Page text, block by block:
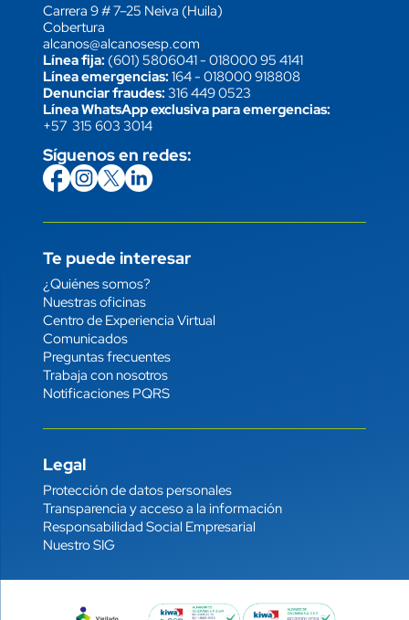
Carrera 9 # 7–25 Neiva (Huila)
Cobertura
alcanos@alcanosesp.com
Línea fija: (601) 5806041-018000 95 4141
Línea emergencias: 164-018000 918808
Denunciar fraudes: 316 449 0523
Línea WhatsApp exclusiva para emergencias:
+57 315 603 3014
Síguenos en redes:
icon
Imagen
link icon
Imagen
link icon
Imagen
link icon
Imagen
link
Te puede interesar
Enlace
¿Quiénes somos?
Nuestras oficinas
Centro de Experiencia Virtual
Comunicados
Preguntas frecuentes
Trabaja con nosotros
Notificaciones PQRS
Legal
Enlace
Protección de datos personales
Transparencia y acceso a la información
Responsabilidad Social Empresarial
Nuestro SIG
Imagen